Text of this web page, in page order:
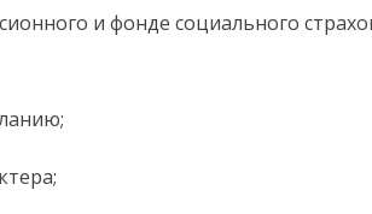
и фонде социального